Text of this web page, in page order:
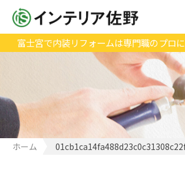
富士宮で内装リフォームは専門職のプロ
ホーム